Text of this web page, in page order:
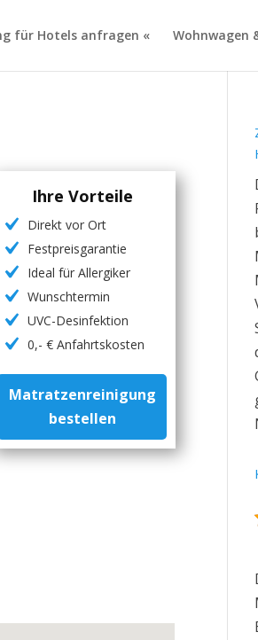
für Hotels anfragen « Wohnwagen
Ihre Vorteile
Direkt vor Ort
Festpreisgarantie
Ideal für Allergiker
Wunschtermin
UVC-Desinfektion
0,- € Anfahrtskosten
Matratzenreinigung
bestellen